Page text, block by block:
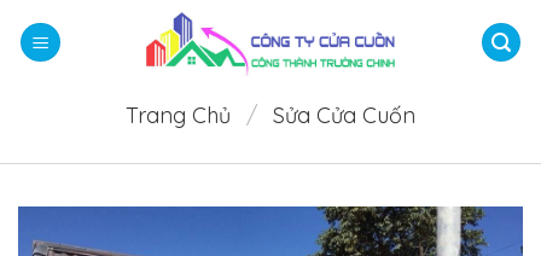
qua
Trang Chủ / Sửa Cửa Cuốn